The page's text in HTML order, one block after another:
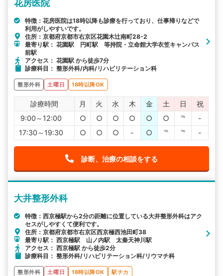
花房医院
特徴：花房医院は18時以降も診療を行っており、仕事帰りなどで
利用がしやすいです。
住所：京都府京都市右京区花園木辻南町28-2
最寄り駅： 花園駅 円町駅 等持院・立命館大学衣笠キャンパス
前駅
アクセス： 花園駅 から徒歩7分
診療科目： 整形外科/内科/リハビリテーション科
整形外科 土曜日 18時以降OK
診療時間 月 火 水 木 金 土 日
祝
9:00～12:00
○ ○ ○ ○ ○ ○ ℡
-
17:30～19:30
○ ○ ○ - ○ ℡ ℡ -
診断、治療の相談をする
大井整形外科
特徴：西京極駅から2分の距離に位置している大井整形外科はアク
セスがしやすくて便利です。
住所：京都府京都市右京区西京極西池田町38
最寄り駅： 西京極駅 山ノ内駅 太秦天神川駅
アクセス： 西京極駅 から徒歩2分
診療科目： 整形外科/リハビリテーション科/リウマチ科
整形外科 土曜日 18時以降OK 駅チカ